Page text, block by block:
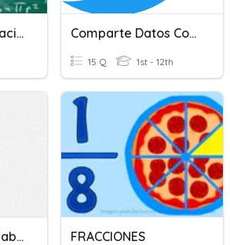
Practica De Operaciones Con Fracciones Comparte Datos Con Cuidado
15 Q 1st - 12th
Aprendices Con Habilidades Diferentes FRACCIONES